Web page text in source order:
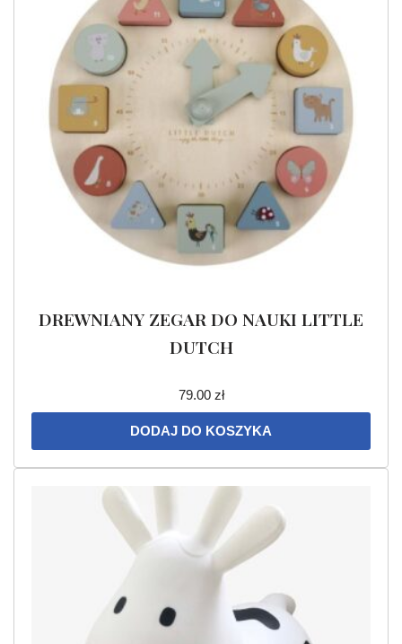
DREWNIANY ZEGAR DO NAUKI LITTLE
DUTCH
79.00 zł
DODAJ DO KOSZYKA